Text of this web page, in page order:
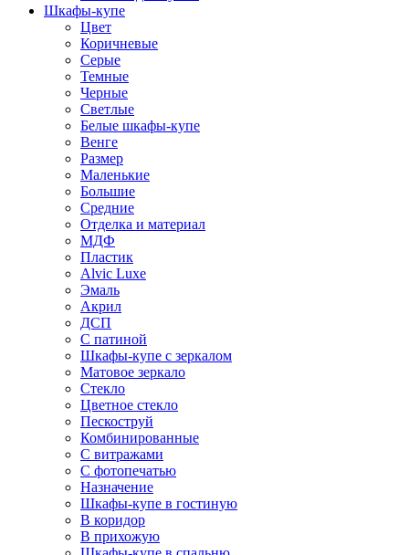
Шкафы-купе
Цвет
Коричневые
Серые
Темные
Черные
Светлые
Белые шкафы-купе
Венге
Размер
Маленькие
Большие
Средние
Отделка и материал
МДФ
Пластик
Alvic Luxe
Эмаль
Акрил
ДСП
С патиной
Шкафы-купе с зеркалом
Матовое зеркало
Стекло
Цветное стекло
Пескоструй
Комбинированные
С витражами
С фотопечатью
Назначение
Шкафы-купе в гостиную
В коридор
В прихожую